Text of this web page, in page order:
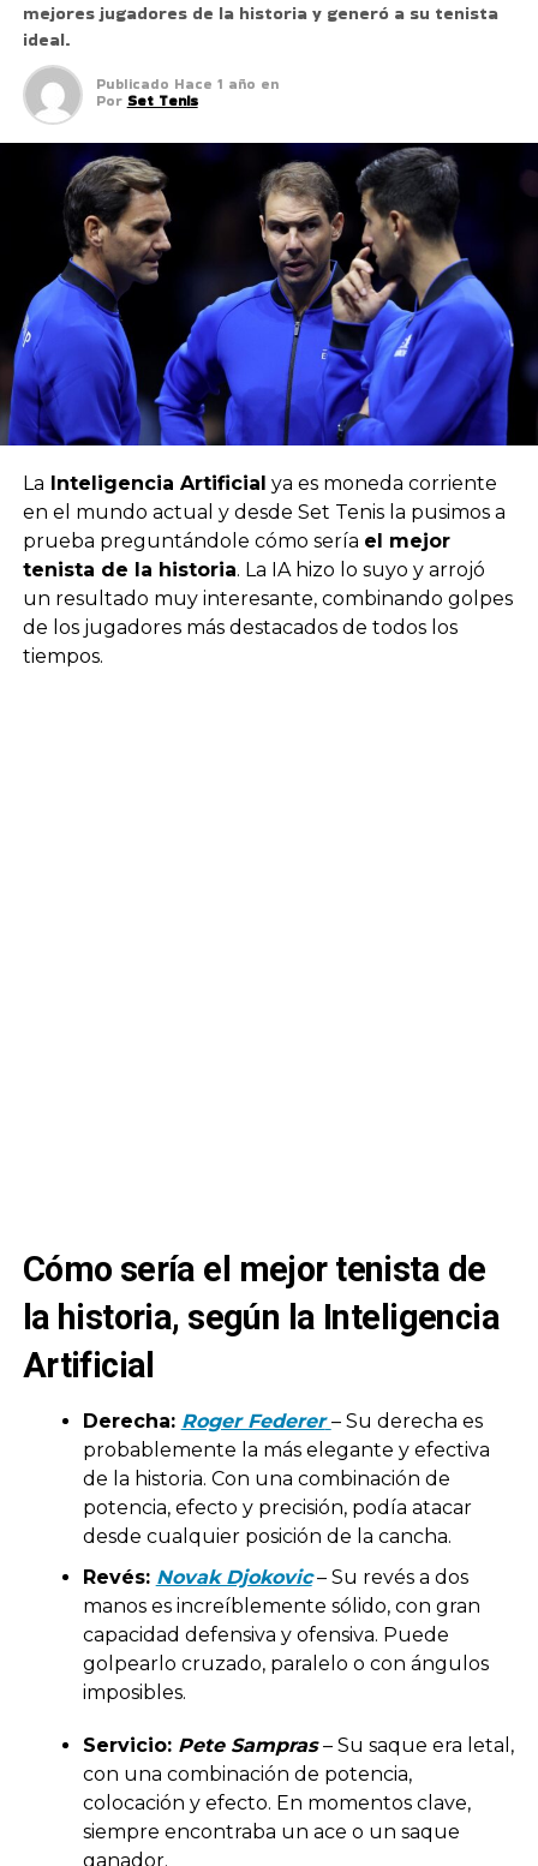
mejores jugadores de la historia y generó a su tenista
ideal.
Publicado Hace 1 año en
Por Set Tenis
La Inteligencia Artificial ya es moneda corriente
en el mundo actual y desde Set Tenis la pusimos a
prueba preguntándole cómo sería el mejor
tenista de la historia. La IA hizo lo suyo y arrojó
un resultado muy interesante, combinando golpes
de los jugadores más destacados de todos los
tiempos.
Cómo sería el mejor tenista de
la historia, según la Inteligencia
Artificial
Derecha: Roger Federer – Su derecha es
probablemente la más elegante y efectiva
de la historia. Con una combinación de
potencia, efecto y precisión, podía atacar
desde cualquier posición de la cancha.
Revés: Novak Djokovic– Su revés a dos
manos es increíblemente sólido, con gran
capacidad defensiva y ofensiva. Puede
golpearlo cruzado, paralelo o con ángulos
imposibles.
Servicio: Pete Sampras – Su saque era letal,
con una combinación de potencia,
colocación y efecto. En momentos clave,
siempre encontraba un ace o un saque
ganador.